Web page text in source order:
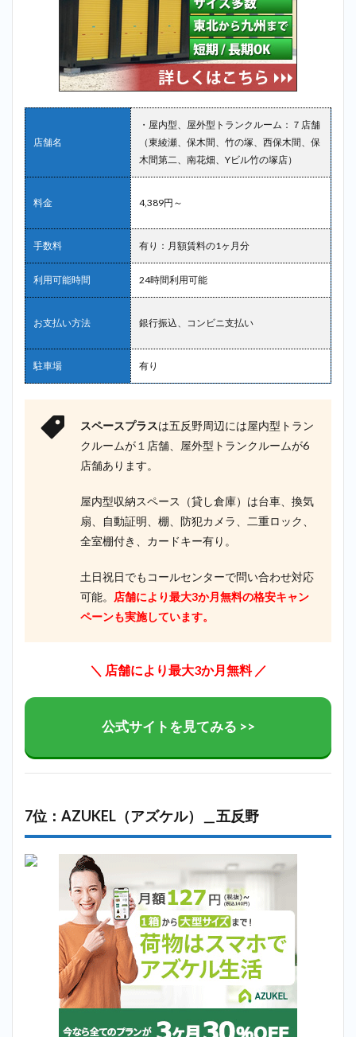
店舗名
・屋内型、屋外型トランクルーム：７店舗
（東綾瀬、保木間、竹の塚、西保木間、保
木間第二、南花畑、Yビル竹の塚店）
料金 4,389円～
手数料 有り：月額賃料の1ヶ月分
利用可能時間 24時間利用可能
お支払い方法 銀行振込、コンビニ支払い
駐車場 有り
スペースプラスは五反野周辺には屋内型トラン
クルームが１店舗、屋外型トランクルームが6
店舗あります。
屋内型収納スペース（貸し倉庫）は台車、換気
扇、自動証明、棚、防犯カメラ、二重ロック、
全室棚付き、カードキー有り。
土日祝日でもコールセンターで問い合わせ対応
可能。
店舗により最大3か月無料の格安キャン
ペーンも実施しています。
＼ 店舗により最大3か月無料 ／
公式サイトを見てみる >>
7位：AZUKEL（アズケル）＿五反野